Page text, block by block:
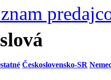
Československo-SR